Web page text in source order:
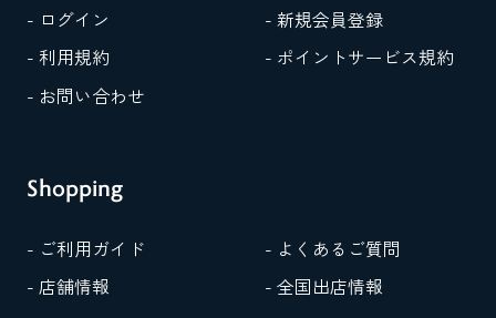
- ログイン
- 新規会員登録
- 利用規約
- ポイントサービス規約
- お問い合わせ
Shopping
- ご利用ガイド
- よくあるご質問
- 店舗情報
- 全国出店情報